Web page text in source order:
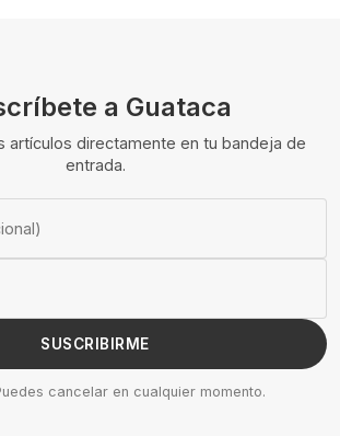
a Guataca
artículos directamente en tu bandeja de
entrada.
SUSCRIBIRME
cancelar en cualquier momento.